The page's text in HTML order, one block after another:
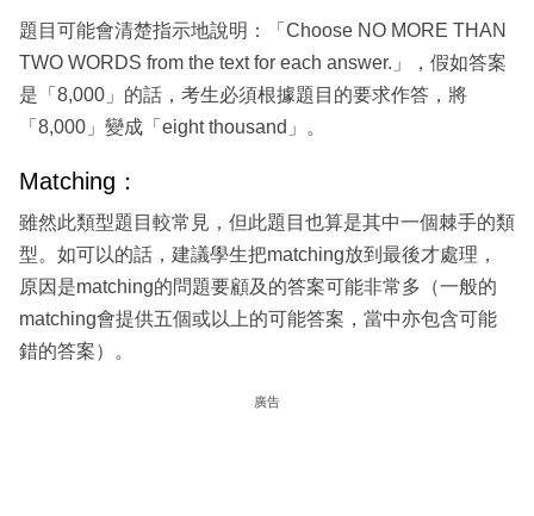
題目可能會清楚指示地說明：「Choose NO MORE THAN
TWO WORDS from the text for each answer.」，假如答案
是「8,000」的話，考生必須根據題目的要求作答，將
「8,000」變成「eight thousand」。
Matching：
雖然此類型題目較常見，但此題目也算是其中一個棘手的類
型。如可以的話，建議學生把matching放到最後才處理，
原因是matching的問題要顧及的答案可能非常多（一般的
matching會提供五個或以上的可能答案，當中亦包含可能
錯的答案）。
廣告